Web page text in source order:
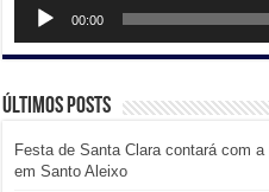
00:00
Últimos posts
Festa de Santa Clara contará com
em Santo Aleixo